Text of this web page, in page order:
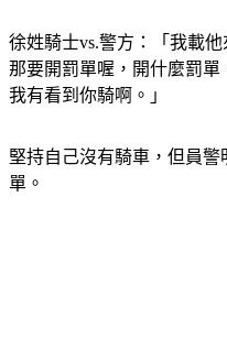
徐姓騎士vs.警方：「我載
那要開罰單喔，開什麼罰單
我有看到你騎啊。」
堅持自己沒有騎車，但員
單。